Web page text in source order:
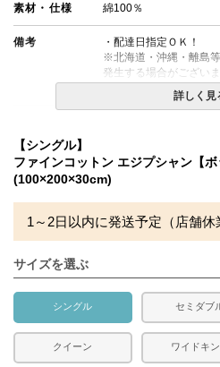
素材・仕様 綿100％
備考
・配達日指定ＯＫ！
※北海道・沖縄・離島
発生する場合がござい
合があります。
詳しく見
【シングル】
ファインコットン エジプシャン【ボ
(100×200×30cm)
1～2日以内に発送予定（店舗休
サイズを選ぶ
シングル セミダブ
クイーン ワイドキ